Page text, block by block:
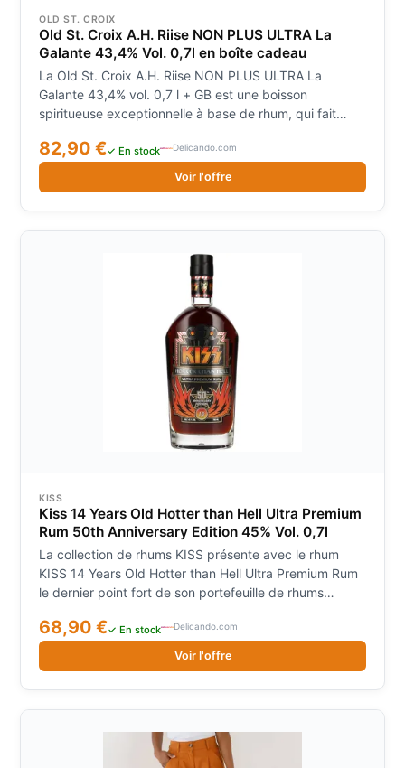
OLD ST. CROIX
Old St. Croix A.H. Riise NON PLUS ULTRA La
Galante 43,4% Vol. 0,7l en boîte cadeau
La Old St. Croix A.H. Riise NON PLUS ULTRA La
Galante 43,4% vol. 0,7 l + GB est une boisson
spiritueuse exceptionnelle à base de rhum, qui fait
A.H. Riise. Le nom "Non Plus Ultra" symbolise la rec
Couleur : acajou rouge foncé. Nez : Caramel, crème
brûlée, vanille, acajou et bois de bay-rum. Goût :
complexe, corsé et doucement épicé, orange, vanille
crémeuse, citron et fines notes de chêne. Finale : riche
82,90 €✓ En stock Delicando.com
Voir l'offre
KISS
Kiss 14 Years Old Hotter than Hell Ultra Premium
Rum 50th Anniversary Edition 45% Vol. 0,7l
La collection de rhums KISS présente avec le rhum
KISS 14 Years Old Hotter than Hell Ultra Premium Rum
le dernier point fort de son portefeuille de rhums
aux 50 ans d'héritage rock du groupe lége Couleur :
or. Nez : Dattes mûres, chocolat noir, caramel. Goût :
Doux, complexe, crème de caramel, vanille, soupçon
d'amandes, bois de chêne. Finale : longue, corsée,
équilibrée. (automated translation)
68,90 €✓ En stock Delicando.com
Voir l'offre